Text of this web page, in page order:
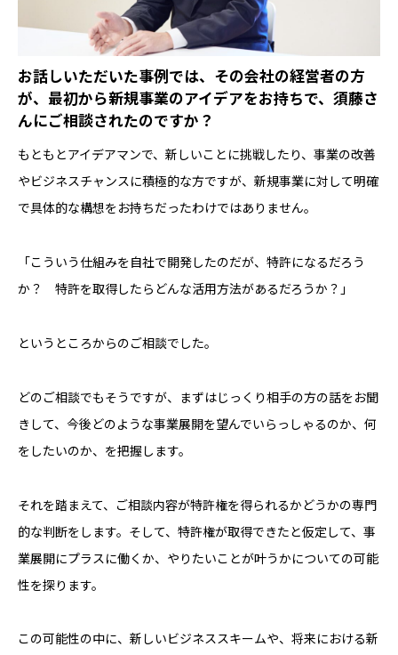
――お話しいただいた事例では、その会社の経営者の方
が、最初から新規事業のアイデアをお持ちで、須藤さ
んにご相談されたのですか？
もともとアイデアマンで、新しいことに挑戦したり、事業の改善
やビジネスチャンスに積極的な方ですが、新規事業に対して明確
で具体的な構想をお持ちだったわけではありません。
「こういう仕組みを自社で開発したのだが、特許になるだろう
か？ 特許を取得したらどんな活用方法があるだろうか？」
というところからのご相談でした。
どのご相談でもそうですが、まずはじっくり相手の方の話をお聞
きして、今後どのような事業展開を望んでいらっしゃるのか、何
をしたいのか、を把握します。
それを踏まえて、ご相談内容が特許権を得られるかどうかの専門
的な判断をします。そして、特許権が取得できたと仮定して、事
業展開にプラスに働くか、やりたいことが叶うかについての可能
性を探ります。
この可能性の中に、新しいビジネススキームや、将来における新